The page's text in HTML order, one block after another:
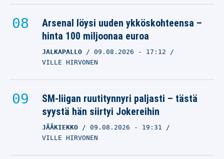
Arsenal löysi uuden ykköskohteensa –
hinta 100 miljoonaa euroa
JALKAPALLO 09.08.2026 - 17:12
VILLE HIRVONEN
SM-liigan ruutitynnyri paljasti – tästä
syystä hän siirtyi Jokereihin
JÄÄKIEKKO 09.08.2026 - 19:31
VILLE HIRVONEN